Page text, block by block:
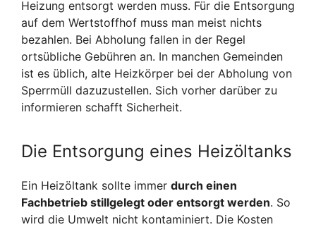
Heizung entsorgt werden muss. Für die Entsorgung
auf dem Wertstoffhof muss man meist nichts
bezahlen. Bei Abholung fallen in der Regel
ortsübliche Gebühren an. In manchen Gemeinden
ist es üblich, alte Heizkörper bei der Abholung von
Sperrmüll dazuzustellen. Sich vorher darüber zu
informieren schafft Sicherheit.
Die Entsorgung eines Heizöltanks
Ein Heizöltank sollte immer durch einen
Fachbetrieb stillgelegt oder entsorgt werden. So
wird die Umwelt nicht kontaminiert. Die Kosten